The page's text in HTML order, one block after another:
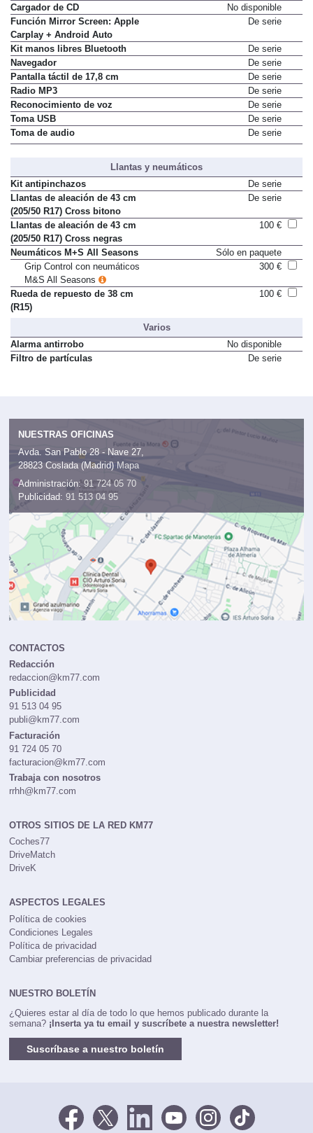
Cargador de CD
No disponible
Función Mirror Screen: Apple
Carplay + Android Auto
De serie
Kit manos libres Bluetooth
De serie
Navegador
De serie
Pantalla táctil de 17,8 cm
De serie
Radio MP3
De serie
Reconocimiento de voz
De serie
Toma USB
De serie
Toma de audio
De serie
Llantas y neumáticos
Kit antipinchazos
De serie
Llantas de aleación de 43 cm
(205/50 R17) Cross bitono
De serie
Llantas de aleación de 43 cm
(205/50 R17) Cross negras
100 €
Neumáticos M+S All Seasons
Sólo en paquete
Grip Control con neumáticos
M&S All Seasons
300 €
Rueda de repuesto de 38 cm
(R15)
100 €
Varios
Alarma antirrobo
No disponible
Filtro de partículas
De serie
NUESTRAS OFICINAS
Avda. San Pablo 28 - Nave 27,
28823 Coslada (Madrid) Mapa
Administración: 91 724 05 70
Publicidad: 91 513 04 95
CONTACTOS
Redacción
redaccion@km77.com
Publicidad
91 513 04 95
publi@km77.com
Facturación
91 724 05 70
facturacion@km77.com
Trabaja con nosotros
rrhh@km77.com
OTROS SITIOS DE LA RED KM77
Coches77
DriveMatch
DriveK
ASPECTOS LEGALES
Política de cookies
Condiciones Legales
Política de privacidad
Cambiar preferencias de privacidad
NUESTRO BOLETÍN
¿Quieres estar al día de todo lo que hemos publicado durante la
semana? ¡Inserta ya tu email y suscríbete a nuestra newsletter!
Suscríbase a nuestro boletín